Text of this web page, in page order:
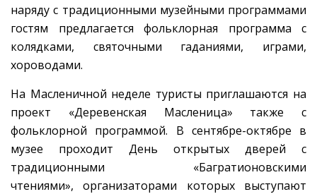
наряду с традиционными музейными программами
гостям предлагается фольклорная программа с
колядками, святочными гаданиями, играми,
хороводами.
На Масленичной неделе туристы приглашаются на
проект «Деревенская Масленица» также с
фольклорной программой. В сентябре-октябре в
музее проходит День открытых дверей с
традиционными «Багратионовскими
чтениями», организаторами которых выступают